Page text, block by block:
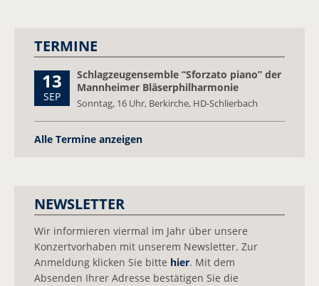
Infos
Mitspielen
Pressebilder
Pressespiegel
Ansprechpartner
Newsletter
Facebook
TERMINE
13
SEP
Schlagzeugensemble “Sforzato piano” der
Mannheimer Bläserphilharmonie
Sonntag, 16 Uhr, Berkirche, HD-Schlierbach
Alle Termine anzeigen
NEWSLETTER
Wir informieren viermal im Jahr über unsere
Konzertvorhaben mit unserem Newsletter. Zur
Anmeldung klicken Sie bitte hier. Mit dem
Absenden Ihrer Adresse bestätigen Sie die